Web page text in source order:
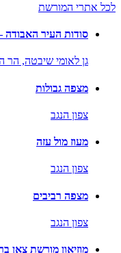
לכל אתרי המורשת
סודות העיר האבודה
גן לאומי שיבטה, הר
מצפה גבולות
צפון הנגב
מעוז מול עזה
צפון הנגב
מצפה רביבים
צפון הנגב
מוזיאון מורשת צאן